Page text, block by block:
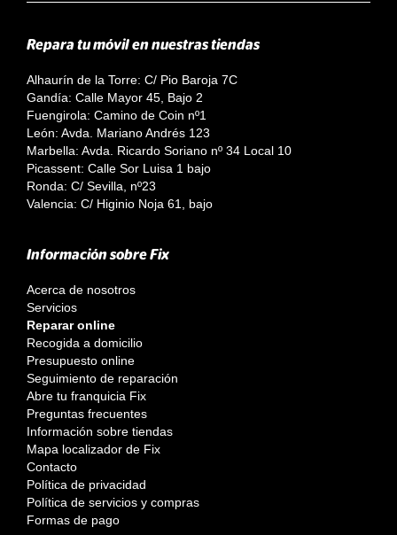
Repara tu móvil en nuestras tiendas
Alhaurín de la Torre: C/ Pio Baroja 7C
Gandía: Calle Mayor 45, Bajo 2
Fuengirola: Camino de Coin nº1
León: Avda. Mariano Andrés 123
Marbella: Avda. Ricardo Soriano nº 34 Local 10
Picassent: Calle Sor Luisa 1 bajo
Ronda: C/ Sevilla, nº23
Valencia: C/ Higinio Noja 61, bajo
Información sobre Fix
Acerca de nosotros
Servicios
Reparar online
Recogida a domicilio
Presupuesto online
Seguimiento de reparación
Abre tu franquicia Fix
Preguntas frecuentes
Información sobre tiendas
Mapa localizador de Fix
Contacto
Política de privacidad
Política de servicios y compras
Formas de pago